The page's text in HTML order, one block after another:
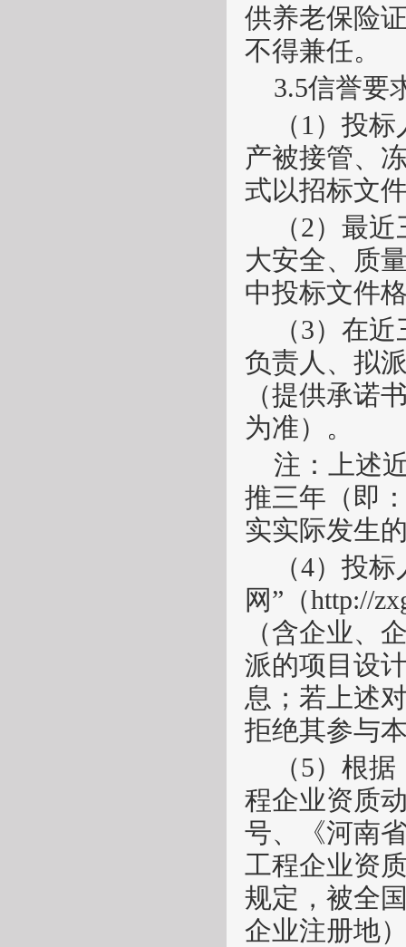
供养老保险
不得兼任。
3.5信誉要
（1）投
产被接管、
式以招标文
（2）最近
大安全、质
中投标文件
（3）在近
负责人、拟
（提供承诺
为准）。
注：上述
推三年（即
实实际发生
（4）投标
网”（http://
（含企业、
派的项目设
息；若上述
拒绝其参与
（5）根据
程企业资质
号、《河南
工程企业资
规定，被全
企业注册地